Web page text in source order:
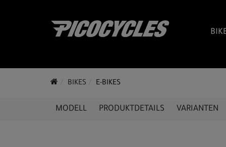
BIKES E-BIKES
MODELL PRODUKTDETAILS VARIANTEN